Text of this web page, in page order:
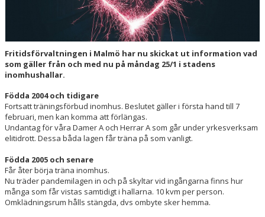
Fritidsförvaltningen i Malmö har nu skickat ut information vad
som gäller från och med nu på måndag 25/1 i stadens
inomhushallar.
Födda 2004 och tidigare
Fortsatt träningsförbud inomhus. Beslutet gäller i första hand till 7
februari, men kan komma att förlängas.
Undantag för våra Damer A och Herrar A som går under yrkesverksam
elitidrott. Dessa båda lagen får träna på som vanligt.
Födda 2005 och senare
Får åter börja träna inomhus.
Nu träder pandemilagen in och på skyltar vid ingångarna finns hur
många som får vistas samtidigt i hallarna. 10 kvm per person.
Omklädningsrum hålls stängda, dvs ombyte sker hemma.